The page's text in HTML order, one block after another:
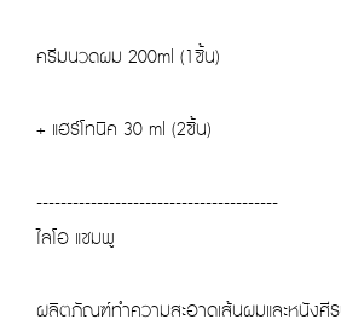
ครีมนวดผม 200ml (1ชิ้น)
+ แฮร์โทนิค 30 ml (2ชิ้น)
----------------------------------------
ไลโอ แชมพู
ผลิตภัณฑ์ทำความสะอาดเส้นผมและหนังศี